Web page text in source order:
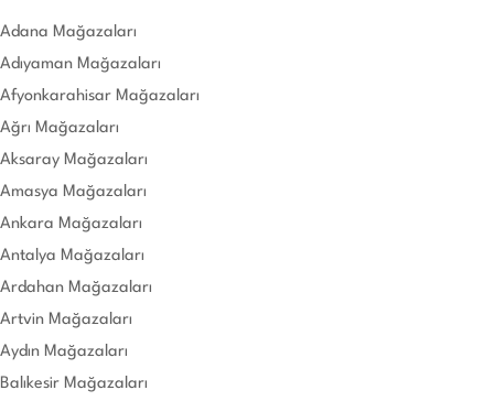
Adana Mağazaları
Adıyaman Mağazaları
Afyonkarahisar Mağazaları
Ağrı Mağazaları
Aksaray Mağazaları
Amasya Mağazaları
Ankara Mağazaları
Antalya Mağazaları
Ardahan Mağazaları
Artvin Mağazaları
Aydın Mağazaları
Balıkesir Mağazaları